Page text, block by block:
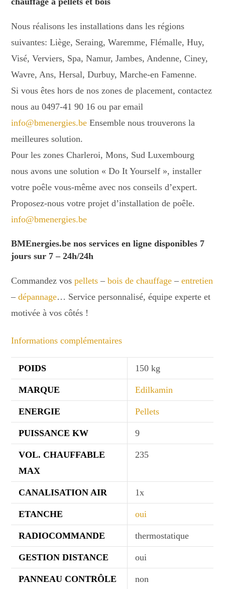
Nous réalisons les installations dans les régions
suivantes: Liège, Seraing, Waremme, Flémalle, Huy,
Visé, Verviers, Spa, Namur, Jambes, Andenne, Ciney,
Wavre, Ans, Hersal, Durbuy, Marche-en Famenne.
Si vous êtes hors de nos zones de placement, contactez
nous au 0497-41 90 16 ou par email
info@bmenergies.be Ensemble nous trouverons la
meilleures solution.
Pour les zones Charleroi, Mons, Sud Luxembourg
nous avons une solution « Do It Yourself », installer
votre poêle vous-même avec nos conseils d’expert.
Proposez-nous votre projet d’installation de poêle.
info@bmenergies.be
BMEnergies.be nos services en ligne disponibles 7
jours sur 7 – 24h/24h
Commandez vospellets –bois de chauffage –entretien
–dépannage… Service personnalisé, équipe experte et
motivée à vos côtés !
Informations complémentaires
POIDS 150 kg
MARQUE Edilkamin
ENERGIE Pellets
PUISSANCE KW 9
VOL. CHAUFFABLE
MAX
235
CANALISATION AIR 1x
ETANCHE oui
RADIOCOMMANDE thermostatique
GESTION DISTANCE oui
PANNEAU CONTRÔLE non